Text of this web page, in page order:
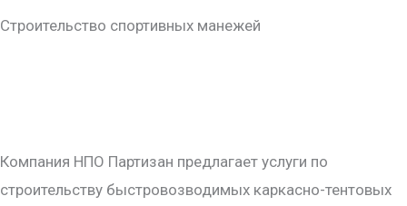
Строительство спортивных манежей
Компания НПО Партизан предлагает услуги по
строительству быстровозводимых каркасно-тентовых